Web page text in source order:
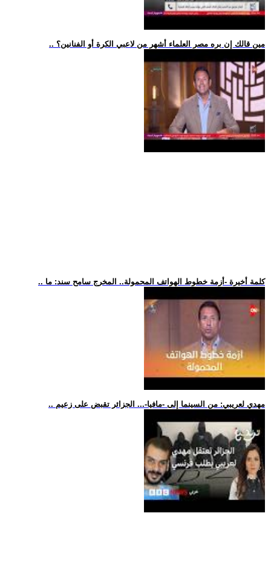
.. مين قالك إن بره مصر العلماء أشهر من لاعبي الكرة أو الفنانين؟
.. كلمة أخيرة -أزمة خطوط الهواتف المحمولة.. المخرج سامح سند: ما
.. مهدي لعريبي: من السينما إلى -مافيا-... الجزائر تقبض على زعيم